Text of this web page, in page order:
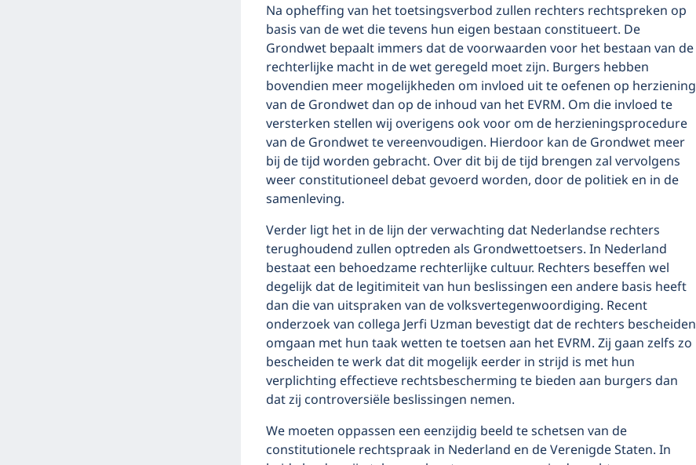
Na opheffing van het toetsingsverbod zullen rechters rechtspreken op
basis van de wet die tevens hun eigen bestaan constitueert. De
Grondwet bepaalt immers dat de voorwaarden voor het bestaan van de
rechterlijke macht in de wet geregeld moet zijn. Burgers hebben
bovendien meer mogelijkheden om invloed uit te oefenen op herziening
van de Grondwet dan op de inhoud van het EVRM. Om die invloed te
versterken stellen wij overigens ook voor om de herzieningsprocedure
van de Grondwet te vereenvoudigen. Hierdoor kan de Grondwet meer
bij de tijd worden gebracht. Over dit bij de tijd brengen zal vervolgens
weer constitutioneel debat gevoerd worden, door de politiek en in de
samenleving.
Verder ligt het in de lijn der verwachting dat Nederlandse rechters
terughoudend zullen optreden als Grondwettoetsers. In Nederland
bestaat een behoedzame rechterlijke cultuur. Rechters beseffen wel
degelijk dat de legitimiteit van hun beslissingen een andere basis heeft
dan die van uitspraken van de volksvertegenwoordiging. Recent
onderzoek van collega Jerfi Uzman bevestigt dat de rechters bescheiden
omgaan met hun taak wetten te toetsen aan het EVRM. Zij gaan zelfs zo
bescheiden te werk dat dit mogelijk eerder in strijd is met hun
verplichting effectieve rechtsbescherming te bieden aan burgers dan
dat zij controversiële beslissingen nemen.
We moeten oppassen een eenzijdig beeld te schetsen van de
constitutionele rechtspraak in Nederland en de Verenigde Staten. In